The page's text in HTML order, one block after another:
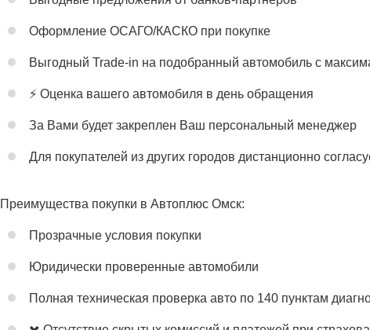
Оформление ОСАГО/КАСКО при покупке
Выгодный Trade-in на подобранный автомобиль с
⚡️ Оценка вашего автомобиля в день обращения
За Вами будет закреплен Ваш персональный менеджер
Для покупателей из других городов дистанционно
Преимущества покупки в Автоплюс Омск:
Прозрачные условия покупки
Юридически проверенные автомобили
Полная техническая проверка авто по 140 пунктам